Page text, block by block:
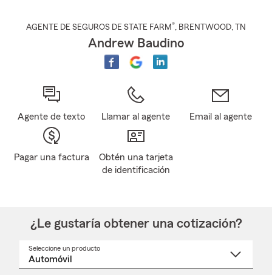
AGENTE DE SEGUROS DE STATE FARM®, BRENTWOOD, TN
Andrew Baudino
Agente de texto Llamar al agente Email al agente
Pagar una factura
Obtén una tarjeta
de identificación
¿Le gustaría obtener una cotización?
Seleccione un producto